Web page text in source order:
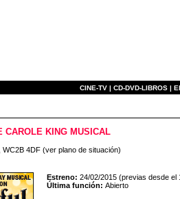
CINE-TV | CD-DVD-LIBROS |
CAROLE KING MUSICAL
WC2B 4DF (ver plano de situación)
Estreno: 24/02/2015 (previas desde el
Última función: Abierto